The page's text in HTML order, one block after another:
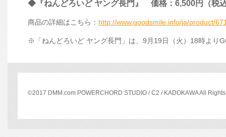
◆『ねんどろいど ヤング長門』 価格：6,500円（税
商品の詳細はこちら： http://www.goodsmile.info/ja/product/
※「ねんどろいど ヤング長門」は、9月19日（火）18時より
©2017 DMM.com POWERCHORD STUDIO / C2 / KADOKAWA All